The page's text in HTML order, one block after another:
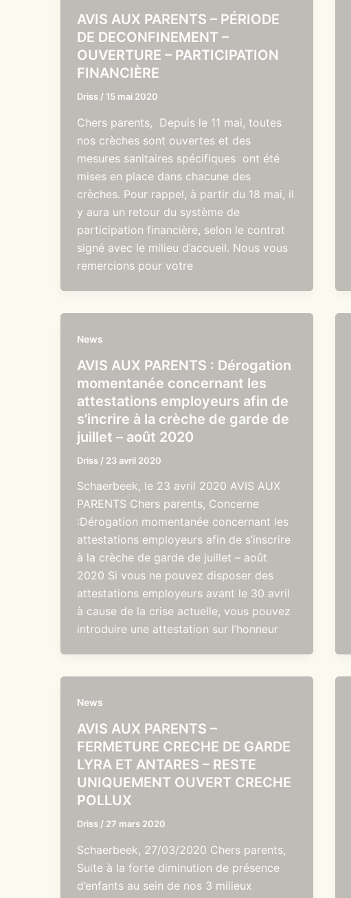
AVIS AUX PARENTS – PÉRIODE
DE DECONFINEMENT –
OUVERTURE – PARTICIPATION
FINANCIÈRE
Driss / 15 mai 2020
Chers parents, Depuis le 11 mai, toutes
nos crèches sont ouvertes et des
mesures sanitaires spécifiques ont été
mises en place dans chacune des
crèches. Pour rappel, à partir du 18 mai, il
y aura un retour du système de
participation financière, selon le contrat
signé avec le milieu d’accueil. Nous vous
remercions pour votre
News
AVIS AUX PARENTS : Dérogation
momentanée concernant les
attestations employeurs afin de
s’incrire à la crèche de garde de
juillet – août 2020
Driss / 23 avril 2020
Schaerbeek, le 23 avril 2020 AVIS AUX
PARENTS Chers parents, Concerne
:Dérogation momentanée concernant les
attestations employeurs afin de s’inscrire
à la crèche de garde de juillet – août
2020 Si vous ne pouvez disposer des
attestations employeurs avant le 30 avril
à cause de la crise actuelle, vous pouvez
introduire une attestation sur l’honneur
News
AVIS AUX PARENTS –
FERMETURE CRECHE DE GARDE
LYRA ET ANTARES – RESTE
UNIQUEMENT OUVERT CRECHE
POLLUX
Driss / 27 mars 2020
Schaerbeek, 27/03/2020 Chers parents,
Suite à la forte diminution de présence
d’enfants au sein de nos 3 milieux